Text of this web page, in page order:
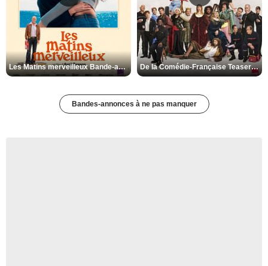
Les Matins merveilleux Bande-annonce VF De la Comédie-Française Teaser VF
Bandes-annonces à ne pas manquer